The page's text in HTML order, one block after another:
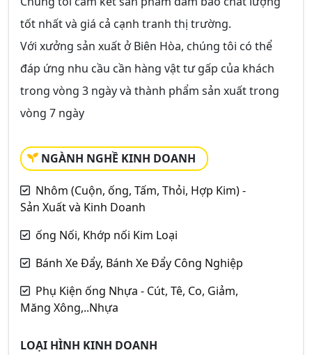
tốt nhất và giá cả cạnh tranh thị trường.
Với xưởng sản xuất ở Biên Hòa, chúng tôi có thể
đáp ứng nhu cầu cần hàng vật tư gấp của khách
trong vòng 3 ngày và thành phẩm sản xuất trong
vòng 7 ngày
NGÀNH NGHỀ KINH DOANH
Nhôm (Cuộn, ống, Tấm, Thỏi, Hợp Kim) -
Sản Xuất và Kinh Doanh
ống Nối, Khớp nối Kim Loại
Bánh Xe Đẩy, Bánh Xe Đẩy Công Nghiệp
Phụ Kiện ống Nhựa - Cút, Tê, Co, Giảm,
Măng Xông,..Nhựa
LOẠI HÌNH KINH DOANH